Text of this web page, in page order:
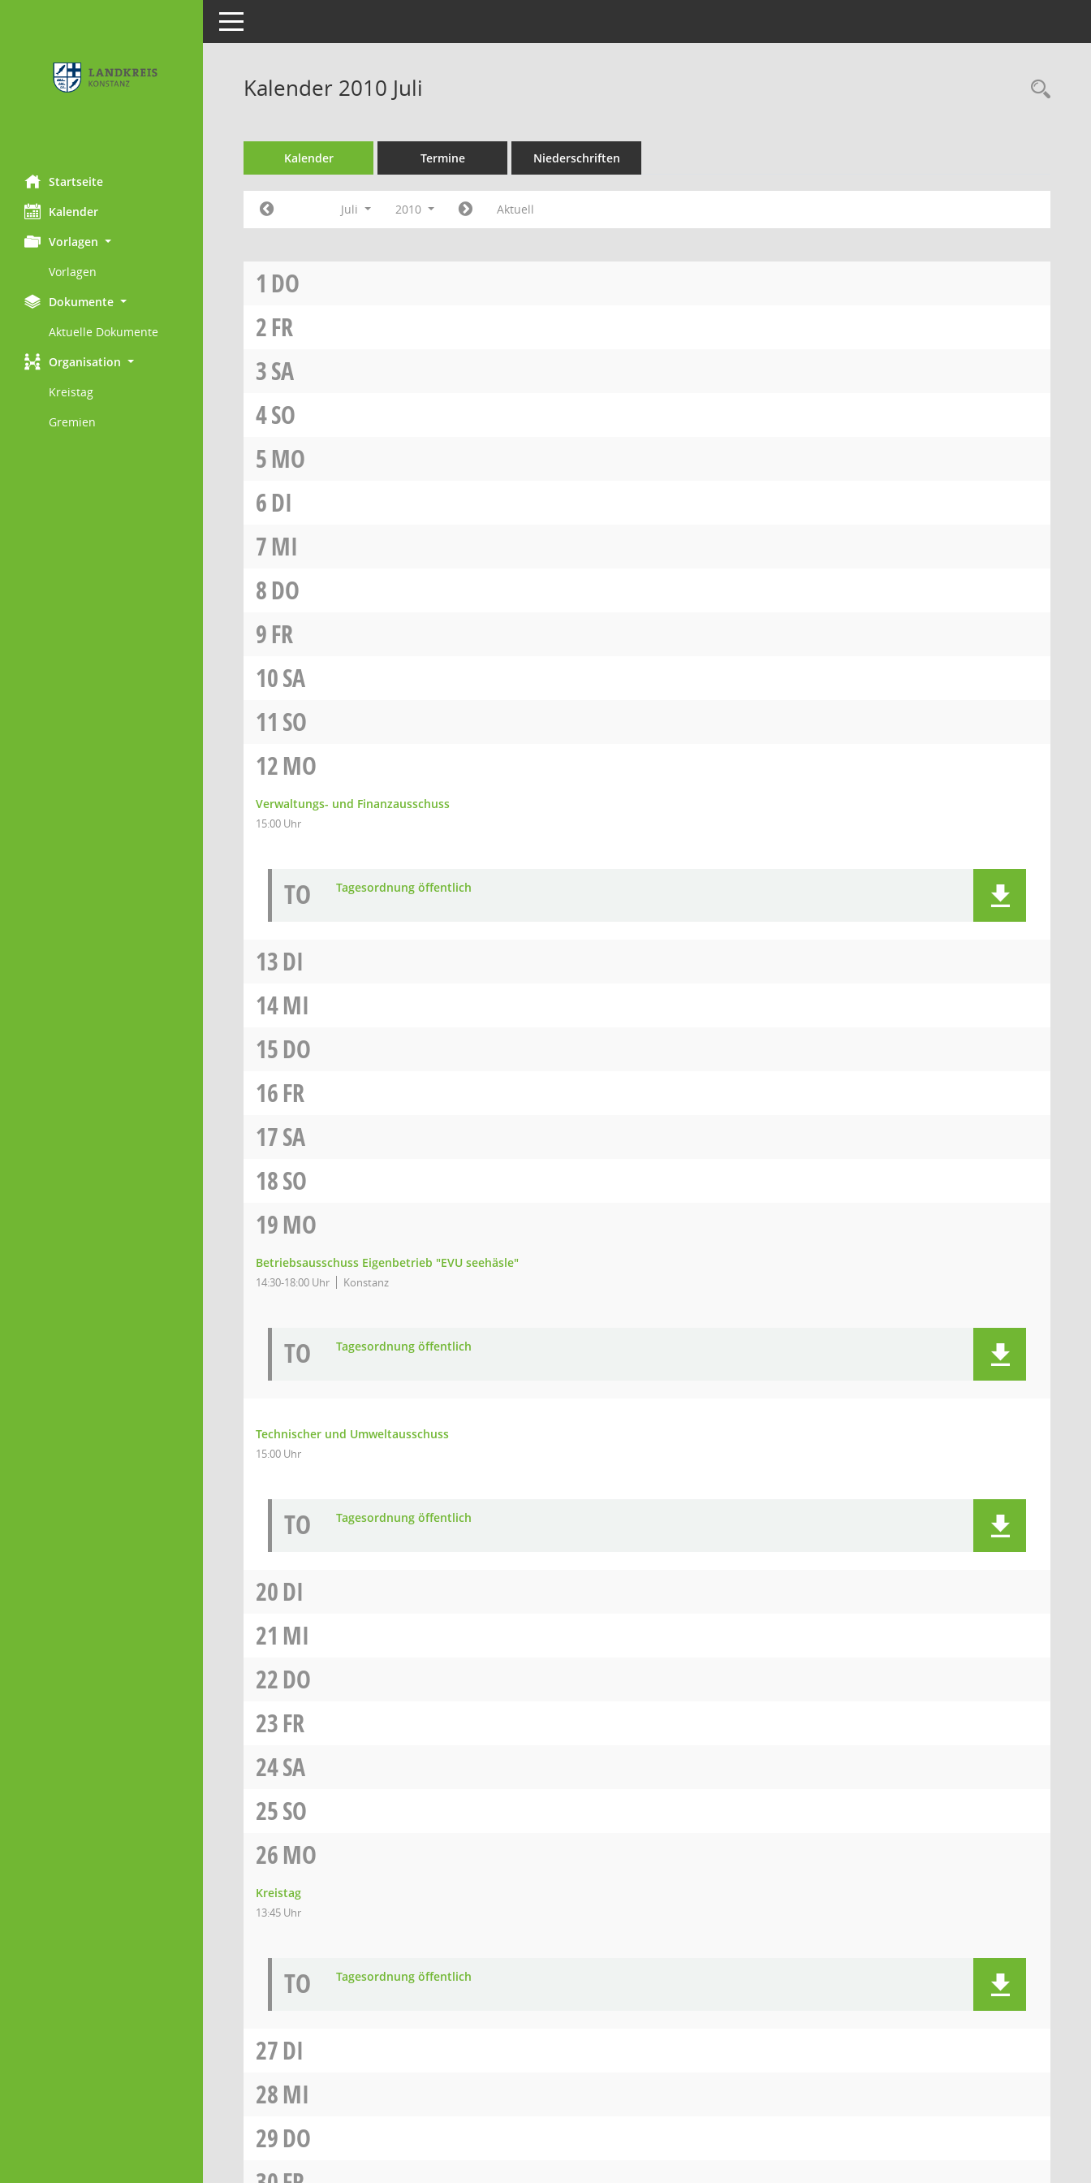
Startseite
Kalender
Vorlagen
Vorlagen
Dokumente
Aktuelle Dokumente
Organisation
Kreistag
Gremien
Toggle navigation
Kalender 2010 Juli
Kalender Termine Niederschriften
Juli 2010 Aktuell
1 DO
2FR
3SA
4SO
5MO
6DI
7MI
8DO
9FR
10SA
11 SO
12MO
Verwaltungs- und Finanzausschuss
15:00 Uhr
TO Tagesordnung öffentlich
13DI
14MI
15DO
16FR
17SA
18SO
19MO
Betriebsausschuss Eigenbetrieb "EVU seehäsle"
14:30-18:00 Uhr Konstanz
TO Tagesordnung öffentlich
Technischer und Umweltausschuss
15:00 Uhr
TO Tagesordnung öffentlich
20DI
21 MI
22DO
23FR
24SA
25SO
26MO
Kreistag
13:45 Uhr
TO Tagesordnung öffentlich
27DI
28MI
29DO